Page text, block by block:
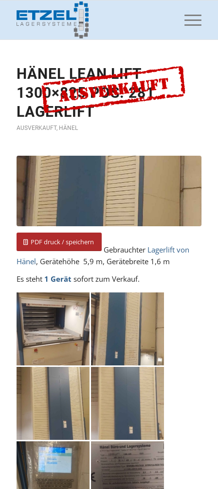
HÄNEL LEAN LIFT
1300×825 POS. 281
LAGERLIFT
AUSVERKAUFT, HÄNEL
PDF druck / speichern
Gebrauchter Lagerlift von
Hänel, Gerätehöhe 5,9 m, Gerätebreite 1,6 m
Es steht 1 Gerät sofort zum Verkauf.